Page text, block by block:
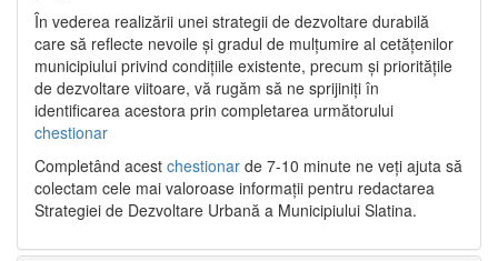
În vederea realizării unei strategii de dezvoltare durabilă
care să reflecte nevoile și gradul de mulțumire al cetățenilor
municipiului privind condițiile existente, precum și prioritățile
de dezvoltare viitoare, vă rugăm să ne sprijiniți în
identificarea acestora prin completarea următorului
chestionar
Completând acest chestionar de 7-10 minute ne veți ajuta să
colectam cele mai valoroase informații pentru redactarea
Strategiei de Dezvoltare Urbană a Municipiului Slatina.